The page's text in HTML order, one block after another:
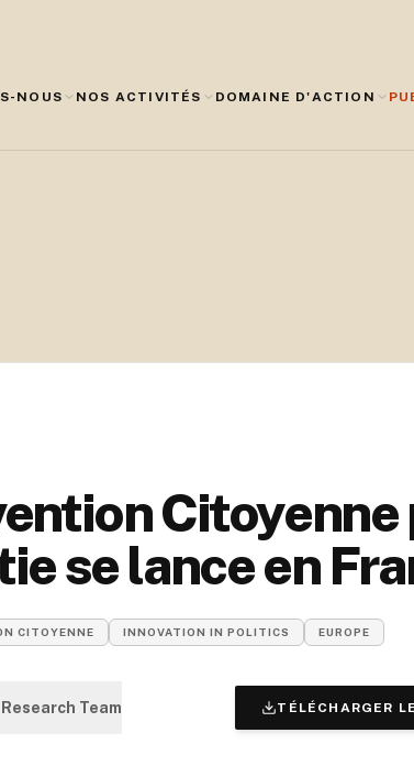
NOUS NOS ACTIVITÉS DOMAINE D'ACTION
Citoyenne
se lance en
CITOYENNE INNOVATION IN POLITICS EUROPE
Research Team TÉLÉCHARGER